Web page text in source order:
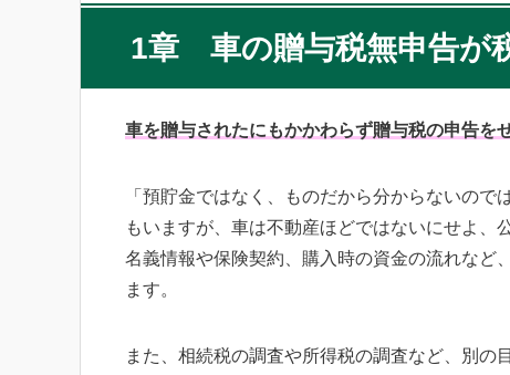
1章 車の贈与税無申告が
車を贈与されたにもかかわらず贈与税の申告を
「預貯金ではなく、ものだから分からないの
もいますが、車は不動産ほどではないにせよ、
名義情報や保険契約、購入時の資金の流れなど
ます。
また、相続税の調査や所得税の調査など、別の